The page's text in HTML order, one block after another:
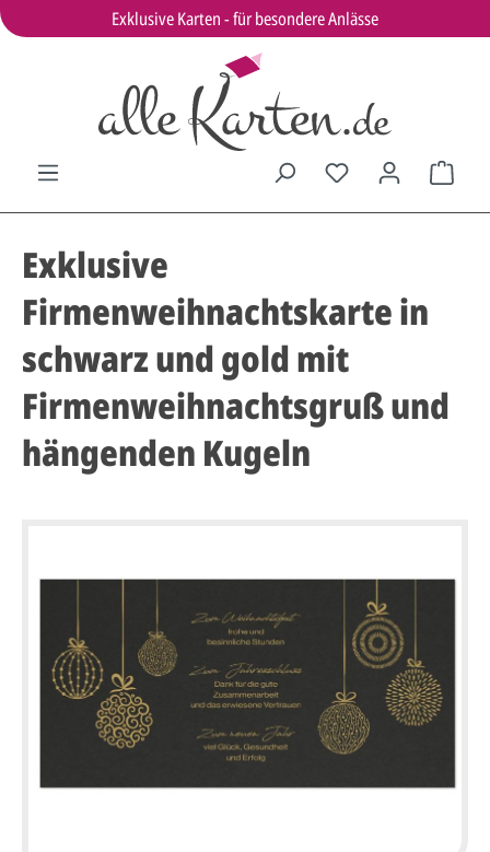
Exklusive Karten - für besondere Anlässe
Exklusive
Firmenweihnachtskarte in
schwarz und gold mit
Firmenweihnachtsgruß und
hängenden Kugeln